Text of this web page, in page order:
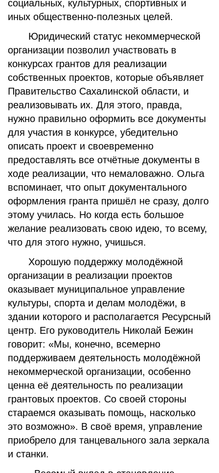
социальных, культурных, спортивных и
иных общественно-полезных целей.
Юридический статус некоммерческой
организации позволил участвовать в
конкурсах грантов для реализации
собственных проектов, которые объявляет
Правительство Сахалинской области, и
реализовывать их. Для этого, правда,
нужно правильно оформить все документы
для участия в конкурсе, убедительно
описать проект и своевременно
предоставлять все отчётные документы в
ходе реализации, что немаловажно. Ольга
вспоминает, что опыт документального
оформления гранта пришёл не сразу, долго
этому училась. Но когда есть большое
желание реализовать свою идею, то всему,
что для этого нужно, учишься.
Хорошую поддержку молодёжной
организации в реализации проектов
оказывает муниципальное управление
культуры, спорта и делам молодёжи, в
здании которого и располагается Ресурсный
центр. Его руководитель Николай Бежин
говорит: «Мы, конечно, всемерно
поддерживаем деятельность молодёжной
некоммерческой организации, особенно
ценна её деятельность по реализации
грантовых проектов. Со своей стороны
стараемся оказывать помощь, насколько
это возможно». В своё время, управление
приобрело для танцевального зала зеркала
и станки.